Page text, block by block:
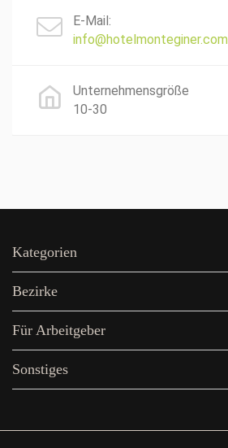
E-Mail:
info@hotelmonteginer.com
Unternehmensgröße
10-30
Kategorien
Bezirke
Für Arbeitgeber
Sonstiges